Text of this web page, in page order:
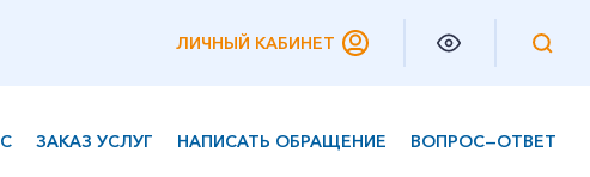
ЛИЧНЫЙ КАБИНЕТ
ЗАКАЗ УСЛУГ НАПИСАТЬ ОБРАЩЕНИЕ ВОПРОС—ОТВЕТ